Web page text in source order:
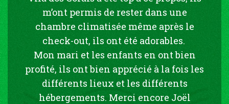
m’ont permis de rester dans une
chambre climatisée même après le
check-out, ils ont été adorables.
Mon mari et les enfants en ont bien
profité, ils ont bien apprécié à la fois les
différents lieux et les différents
hébergements. Merci encore Joël